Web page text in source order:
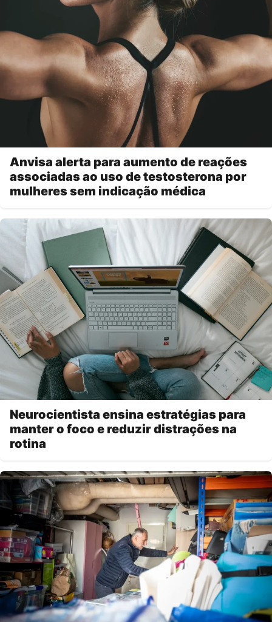
Anvisa alerta para aumento de reações
associadas ao uso de testosterona por
mulheres sem indicação médica
Neurocientista ensina estratégias para
manter o foco e reduzir distrações na
rotina